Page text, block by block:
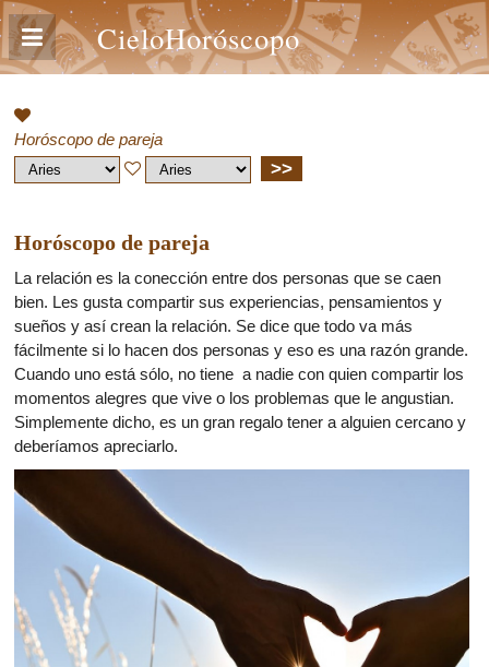
CieloHoróscopo
Horóscopo de pareja
>>
Horóscopo de pareja
La relación es la conección entre dos personas que se caen
bien. Les gusta compartir sus experiencias, pensamientos y
sueños y así crean la relación. Se dice que todo va más
fácilmente si lo hacen dos personas y eso es una razón grande.
Cuando uno está sólo, no tiene a nadie con quien compartir los
momentos alegres que vive o los problemas que le angustian.
Simplemente dicho, es un gran regalo tener a alguien cercano y
deberíamos apreciarlo.